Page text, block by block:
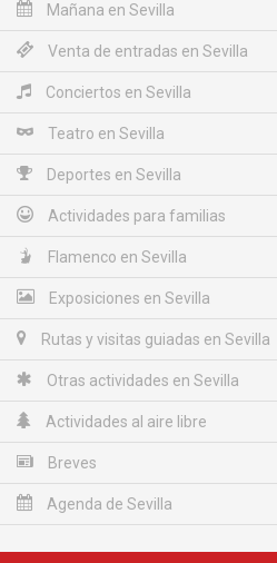
Mañana en Sevilla
Venta de entradas en Sevilla
Conciertos en Sevilla
Teatro en Sevilla
Deportes en Sevilla
Actividades para familias
Flamenco en Sevilla
Exposiciones en Sevilla
Rutas y visitas guiadas en Sevilla
Otras actividades en Sevilla
Actividades al aire libre
Breves
Agenda de Sevilla